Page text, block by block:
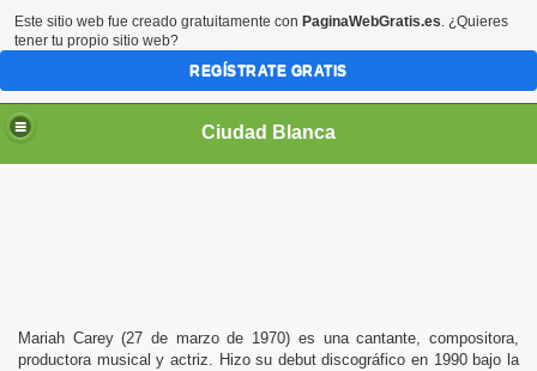
Ciudad Blanca
Mariah Carey (27 de marzo de 1970) es una cantante, compositora,
productora musical y actriz. Hizo su debut discográfico en 1990 bajo la
Este sitio web fue creado gratuitamente con PaginaWebGratis.es. ¿Quieres
tener tu propio sitio web?
REGÍSTRATE GRATIS